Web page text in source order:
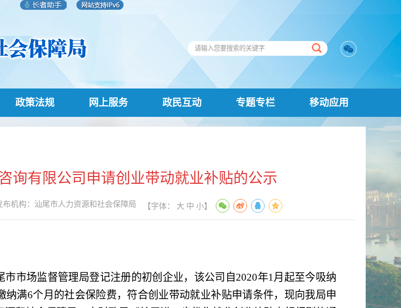
政策法规 网上服务 政民互动 专题专栏 移动应用
询有限公司申请创业带动就业补贴的公示
布机构： 汕尾市人力资源和社会保障局 【字体： 大 中 小】
市市场监督管理局登记注册的初创企业，该公司 自2020年1月 起至今吸纳
纳满6个月的社会保险费，符合创业带动就业补贴申请条件，现向我局申